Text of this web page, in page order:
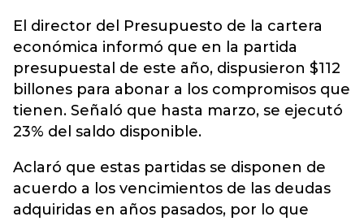
El director del Presupuesto de la cartera
económica informó que en la partida
presupuestal de este año, dispusieron $112
billones para abonar a los compromisos que
tienen. Señaló que hasta marzo, se ejecutó
23% del saldo disponible.
Aclaró que estas partidas se disponen de
acuerdo a los vencimientos de las deudas
adquiridas en años pasados, por lo que